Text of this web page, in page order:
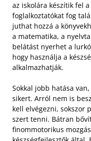
az iskolára készítik fel
foglalkoztatókat fog
juthat hozzá a
a matematika, a
belátást nyerhet a
hogy használja a
alkalmazhatják.
Sokkal jobb hatása
sikert. Arról nem is
kell elvégezni, sokszor
szert tenni. Bátran
finommotorikus